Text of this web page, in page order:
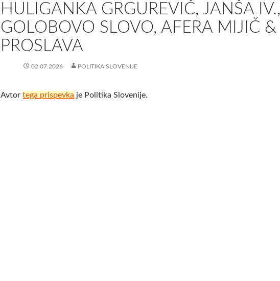
HULIGANKA GRGUREVIČ, JANŠA IV.,
GOLOBOVO SLOVO, AFERA MIJIČ &
PROSLAVA
02.07.2026 POLITIKA SLOVENIJE
Avtortega prispevka je Politika Slovenije.